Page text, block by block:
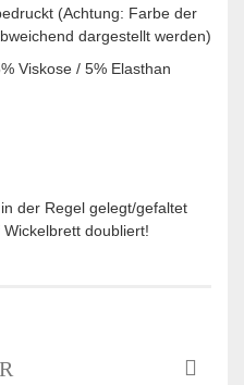
(Achtung: Farbe der
dargestellt werden)
Viskose / 5% Elasthan
der Regel gelegt/gefaltet
doubliert!